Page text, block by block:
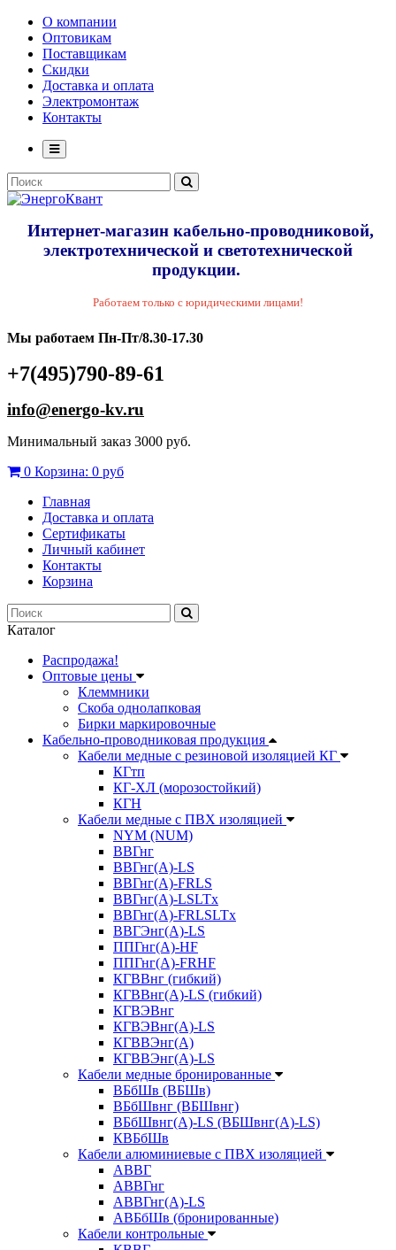
О компании
Оптовикам
Поставщикам
Скидки
Доставка и оплата
Электромонтаж
Контакты
Интернет-магазин кабельно-проводниковой,
электротехнической и светотехнической
продукции.
Работаем только с юридическими лицами!
Мы работаем Пн-Пт/8.30-17.30
+7(495)790-89-61
info@energo-kv.ru
Минимальный заказ 3000 руб.
0 Корзина: 0 руб
Главная
Доставка и оплата
Сертификаты
Личный кабинет
Контакты
Корзина
Каталог
Распродажа!
Оптовые цены
Клеммники
Скоба однолапковая
Бирки маркировочные
Кабельно-проводниковая продукция
Кабели медные с резиновой изоляцией КГ
КГтп
КГ-ХЛ (морозостойкий)
КГН
Кабели медные с ПВХ изоляцией
NYM (NUM)
ВВГнг
ВВГнг(А)-LS
ВВГнг(А)-FRLS
ВВГнг(A)-LSLTx
ВВГнг(A)-FRLSLTx
ВВГЭнг(А)-LS
ППГнг(А)-HF
ППГнг(А)-FRHF
КГВВнг (гибкий)
КГВВнг(А)-LS (гибкий)
КГВЭВнг
КГВЭВнг(А)-LS
КГВВЭнг(А)
КГВВЭнг(А)-LS
Кабели медные бронированные
ВБбШв (ВБШв)
ВБбШвнг (ВБШвнг)
ВБбШвнг(А)-LS (ВБШвнг(А)-LS)
КВБбШв
Кабели алюминиевые с ПВХ изоляцией
АВВГ
АВВГнг
АВВГнг(А)-LS
АВБбШв (бронированные)
Кабели контрольные